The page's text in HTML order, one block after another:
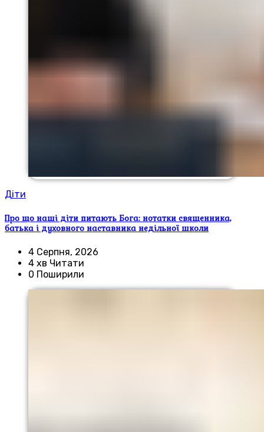
Діти
Про що наші діти питають Бога: нотатки священника,
батька і духовного наставника недільної школи
4 Серпня, 2026
4 хв Читати
0 Поширили